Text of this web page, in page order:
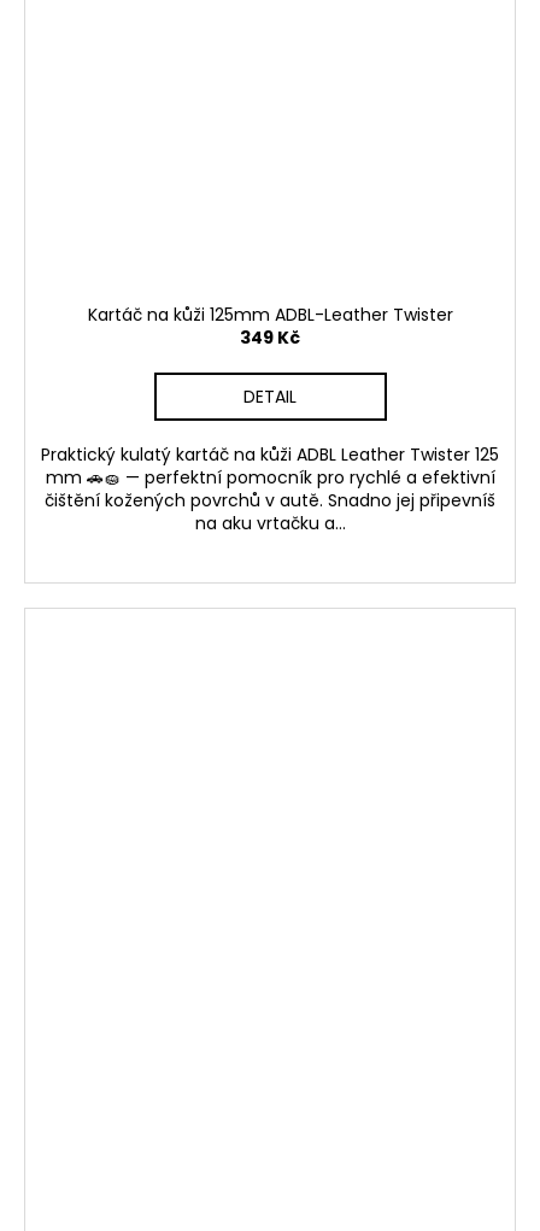
Kartáč na kůži 125mm ADBL-Leather Twister
349 Kč
DETAIL
Praktický kulatý kartáč na kůži ADBL Leather Twister 125
mm 🚗🧽 — perfektní pomocník pro rychlé a efektivní
čištění kožených povrchů v autě. Snadno jej připevníš
na aku vrtačku a...